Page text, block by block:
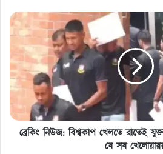
ব্রেকিং
নিউজ:
বিশ্বকাপ
খেলতে
রাতেই
যুক্তরাষ্ট্রের
উদ্দেশে
দেশ
ছাড়বে
ব্রেকিং নিউজ: বিশ্বকাপ খেলতে রাতেই
যে সব